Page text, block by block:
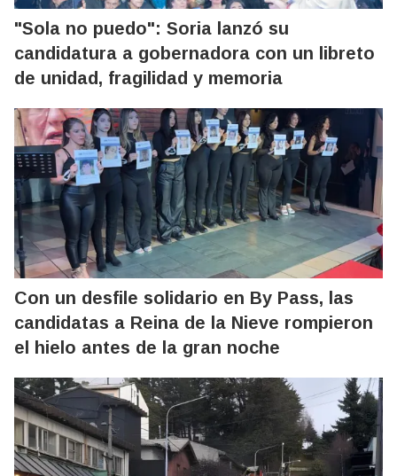
"Sola no puedo": Soria lanzó su
candidatura a gobernadora con un libreto
de unidad, fragilidad y memoria
Con un desfile solidario en By Pass, las
candidatas a Reina de la Nieve rompieron
el hielo antes de la gran noche